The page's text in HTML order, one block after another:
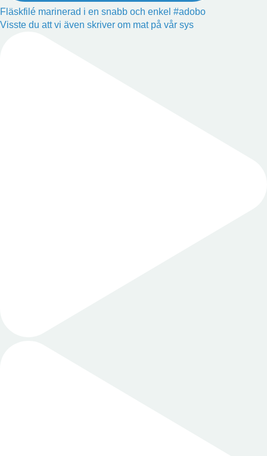
Fläskfilé marinerad i en snabb och enkel #adobo
Visste du att vi även skriver om mat på vår sys